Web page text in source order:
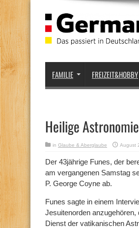
FAMILIE FREIZEIT&HOBBY
Heilige
in Glaube & Aberglaube August
Der 43jährige Funes, der
am vergangenen Samstag
P. George Coyne ab.
Funes sagte in einem
Jesuitenorden anzugehören,
Dienst der vatikanischen